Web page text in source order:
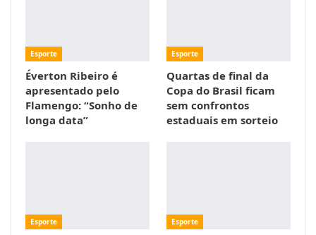
Esporte
Éverton Ribeiro é
apresentado pelo
Flamengo: “Sonho de
longa data”
Esporte
Quartas de final da
Copa do Brasil ficam
sem confrontos
estaduais em sorteio
Esporte Esporte